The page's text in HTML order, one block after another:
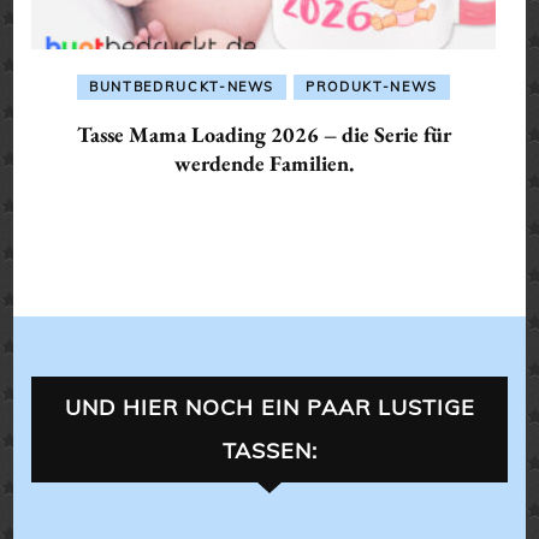
BUNTBEDRUCKT-NEWS PRODUKT-NEWS
Tasse Mama Loading 2026 – die Serie für
werdende Familien.
UND HIER NOCH EIN PAAR LUSTIGE
TASSEN: